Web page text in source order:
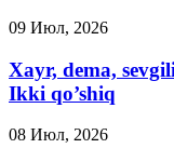
09 Июл, 2026
Xayr, dema,
Ikki qo’shiq
08 Июл, 2026